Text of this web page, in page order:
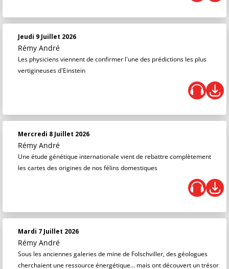
Jeudi 9 Juillet 2026
Rémy André
Les physiciens viennent de confirmer l'une des prédictions les plus
vertigineuses d'Einstein
Mercredi 8 Juillet 2026
Rémy André
Une étude génétique internationale vient de rebattre complètement
les cartes des origines de nos félins domestiques
Mardi 7 Juillet 2026
Rémy André
Sous les anciennes galeries de mine de Folschviller, des géologues
cherchaient une ressource énergétique... mais ont découvert un trésor